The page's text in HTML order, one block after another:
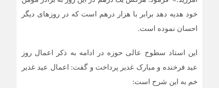
خود هدیه دهد برابر با هزار درهم است که در روزهای دیگر
احسان نموده است.
این استاد سطوح عالی حوزه در ادامه به ذکر اعمال روز
عید فرخنده و مبارک غدیر پرداخت و گفت: اعمال عید غدیر
خم به این شرح است: